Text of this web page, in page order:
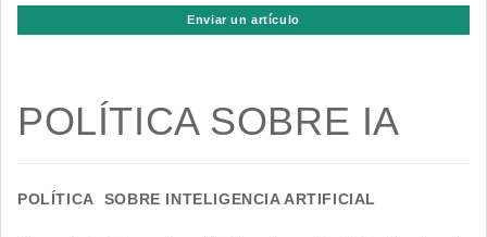
Enviar un artículo
POLÍTICA SOBRE IA
POLÍTICA SOBRE INTELIGENCIA ARTIFICIAL